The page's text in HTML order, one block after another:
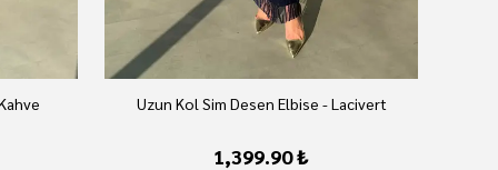
Uzun Kol Sim Desen Elbise - Lacivert
1,399.90 ₺